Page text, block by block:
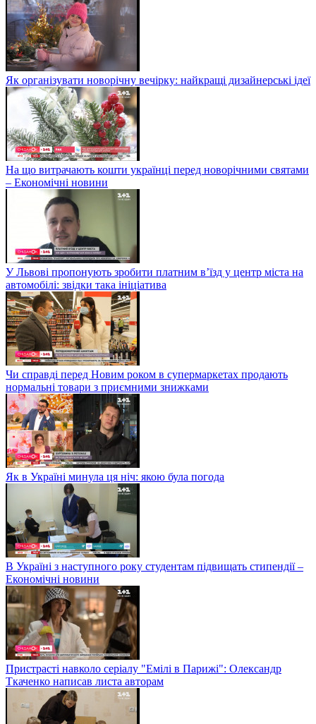
Як організувати новорічну вечірку: найкращі дизайнерські ідеї
На що витрачають кошти українці перед новорічними святами
– Економічні новини
У Львові пропонують зробити платним в’їзд у центр міста на
автомобілі: звідки така ініціатива
Чи справді перед Новим роком в супермаркетах продають
нормальні товари з приємними знижками
Як в Україні минула ця ніч: якою була погода
В Україні з наступного року студентам підвищать стипендії –
Економічні новини
Пристрасті навколо серіалу "Емілі в Парижі": Олександр
Ткаченко написав листа авторам